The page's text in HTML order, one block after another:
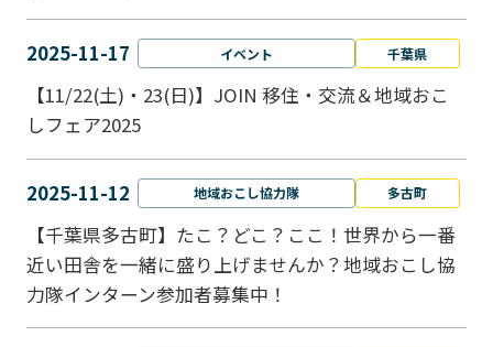
2025-11-17 イベント 千葉県
【11/22(土)・23(日)】JOIN 移住・交流＆地域おこ
しフェア2025
2025-11-12 地域おこし協力隊 多古町
【千葉県多古町】たこ？どこ？ここ！世界から一番
近い田舎を一緒に盛り上げませんか？地域おこし協
力隊インターン参加者募集中！